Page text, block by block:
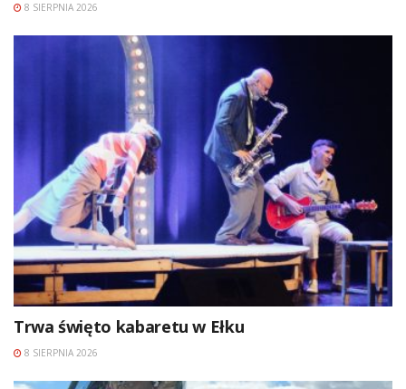
8 SIERPNIA 2026
Trwa święto kabaretu w Ełku
8 SIERPNIA 2026